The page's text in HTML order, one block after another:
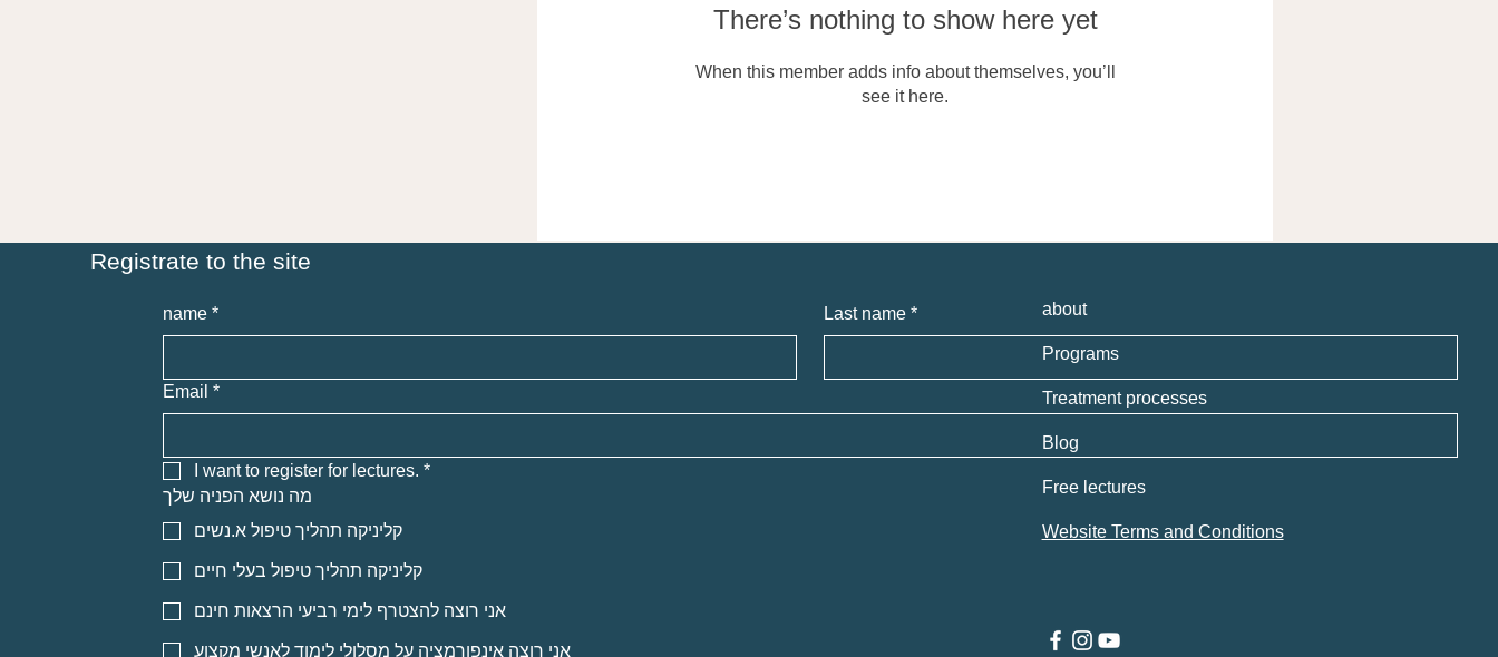
There’s nothing to show here yet
When this member adds info about themselves, you’ll
see it here.
Registrate to the site
name * Last name *
Email *
I want to register for lectures. *
מה נושא הפניה שלך
קליניקה תהליך טיפול א.נשים
קליניקה תהליך טיפול בעלי חיים
אני רוצה להצטרף לימי רביעי הרצאות חינם
אני רוצה אינפורמציה על מסלולי לימוד לאנשי מקצוע
about
Programs
Treatment processes
Blog
Free lectures
Website Terms and Conditions